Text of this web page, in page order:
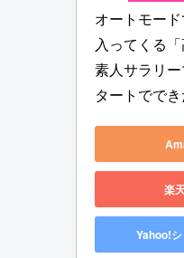
オートモー
入ってくる
素人サラリ
タートでで
楽
Yahoo!